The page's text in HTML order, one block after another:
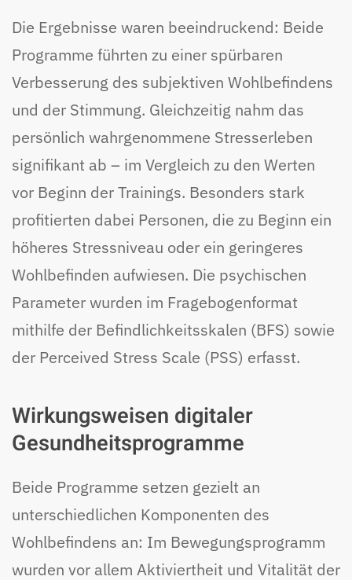
Die Ergebnisse waren beeindruckend: Beide
Programme führten zu einer spürbaren
Verbesserung des subjektiven Wohlbefindens
und der Stimmung. Gleichzeitig nahm das
persönlich wahrgenommene Stresserleben
signifikant ab – im Vergleich zu den Werten
vor Beginn der Trainings. Besonders stark
profitierten dabei Personen, die zu Beginn ein
höheres Stressniveau oder ein geringeres
Wohlbefinden aufwiesen. Die psychischen
Parameter wurden im Fragebogenformat
mithilfe der Befindlichkeitsskalen (BFS) sowie
der Perceived Stress Scale (PSS) erfasst.
Wirkungsweisen digitaler
Gesundheitsprogramme
Beide Programme setzen gezielt an
unterschiedlichen Komponenten des
Wohlbefindens an: Im Bewegungsprogramm
wurden vor allem Aktiviertheit und Vitalität der